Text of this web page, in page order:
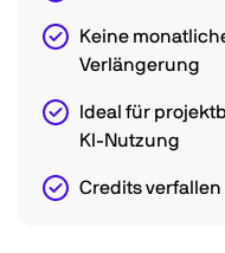
Keine
Verlängerung
Ideal für
KI-Nutzung
Credits verfallen